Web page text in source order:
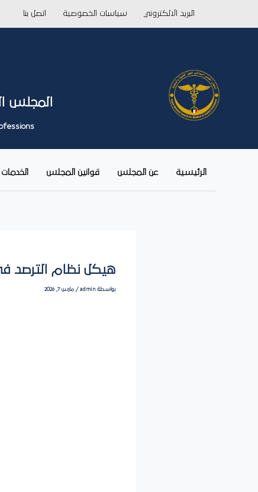
المحتوى
البريد الالكتروني سياسات الخصوصية اتصل بنا
المجلس
الرئيسية عن المجلس قوانين المجلس
هيكل نظام الترصد
بواسطة admin
/ مارس 7, 2026